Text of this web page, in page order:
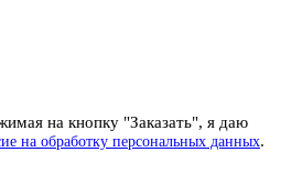
на кнопку "Заказать", я даю
на обработку персональных данных.